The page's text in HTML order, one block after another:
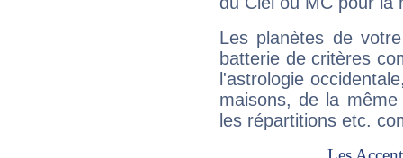
Les planètes de
batterie de critères
l'astrologie
maisons, de la
les répartitions etc.